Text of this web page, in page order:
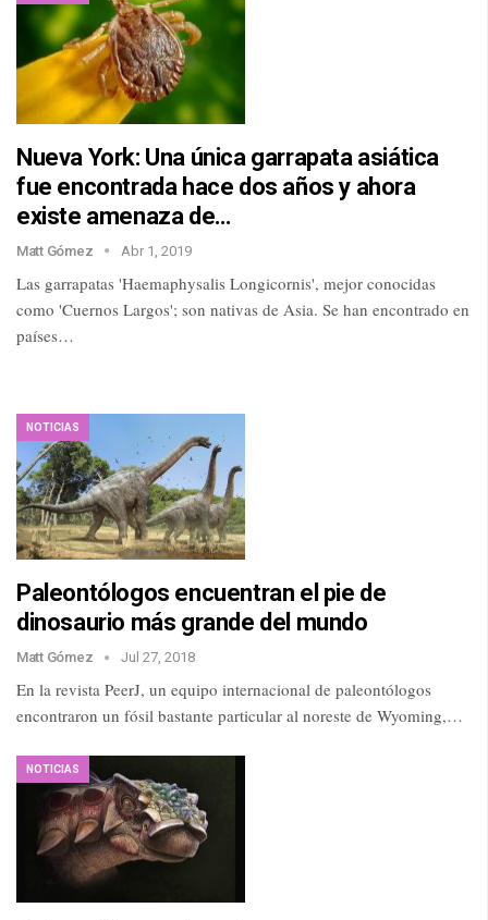
Nueva York: Una única garrapata asiática
fue encontrada hace dos años y ahora
existe amenaza de…
Matt Gómez Abr 1, 2019
Las garrapatas 'Haemaphysalis Longicornis', mejor conocidas
como 'Cuernos Largos'; son nativas de Asia. Se han encontrado en
países…
NOTICIAS
Paleontólogos encuentran el pie de
dinosaurio más grande del mundo
Matt Gómez Jul 27, 2018
En la revista PeerJ, un equipo internacional de paleontólogos
encontraron un fósil bastante particular al noreste de Wyoming,…
NOTICIAS